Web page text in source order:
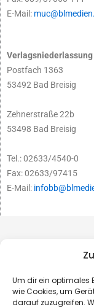
Um dir ein optimales
wie Cookies, um
darauf zuzugreifen.
E-Mail:
Postfach 1363
53492 Bad Breisig
Zehnerstraße 22b
53498 Bad Breisig
Tel.: 02633/4540-0
Fax: 02633/97415
E-Mail: